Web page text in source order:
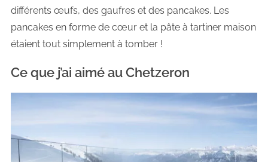
différents œufs, des gaufres et des pancakes. Les
pancakes en forme de cœur et la pâte à tartiner maison
étaient tout simplement à tomber !
Ce que j’ai aimé au Chetzeron